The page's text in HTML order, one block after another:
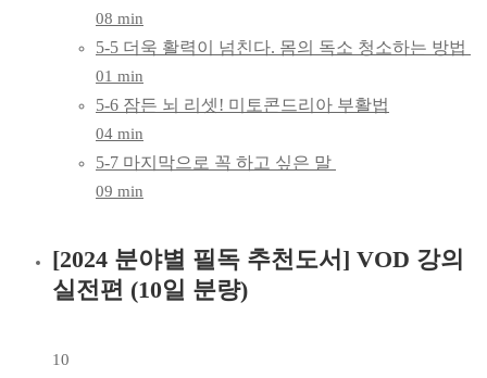
08 min
5-5 더욱 활력이 넘친다. 몸의 독소 청소하는 방법
01 min
5-6 잠든 뇌 리셋! 미토콘드리아 부활법
04 min
5-7 마지막으로 꼭 하고 싶은 말
09 min
[2024 분야별 필독 추천도서] VOD 강의
실전편 (10일 분량)
10